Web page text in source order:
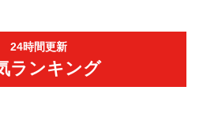
24時間更新
ランキング